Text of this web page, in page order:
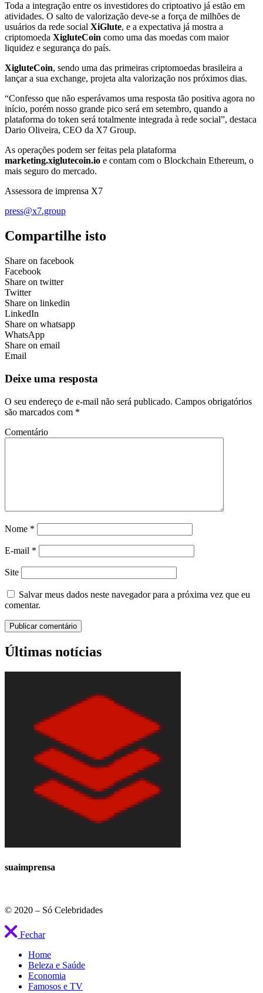
Toda a integração entre os investidores do criptoativo já estão em
atividades. O salto de valorização deve-se a força de milhões de
usuários da rede social XiGlute, e a expectativa já mostra a
criptomoeda XigluteCoin como uma das moedas com maior
liquidez e segurança do país.
XigluteCoin, sendo uma das primeiras criptomoedas brasileira a
lançar a sua exchange, projeta alta valorização nos próximos dias.
“Confesso que não esperávamos uma resposta tão positiva agora no
início, porém nosso grande pico será em setembro, quando a
plataforma do token será totalmente integrada à rede social”, destaca
Dario Oliveira, CEO da X7 Group.
As operações podem ser feitas pela plataforma
marketing.xiglutecoin.io e contam com o Blockchain Ethereum, o
mais seguro do mercado.
Assessora de imprensa X7
press@x7.group
Compartilhe isto
Share on facebook
Facebook
Share on twitter
Twitter
Share on linkedin
LinkedIn
Share on whatsapp
WhatsApp
Share on email
Email
Deixe uma resposta
O seu endereço de e-mail não será publicado. Campos obrigatórios
são marcados com *
Comentário
Nome *
E-mail *
Site
Salvar meus dados neste navegador para a próxima vez que eu
comentar.
Últimas notícias
suaimprensa
© 2020 – Só Celebridades
Fechar
Home
Beleza e Saúde
Economia
Famosos e TV